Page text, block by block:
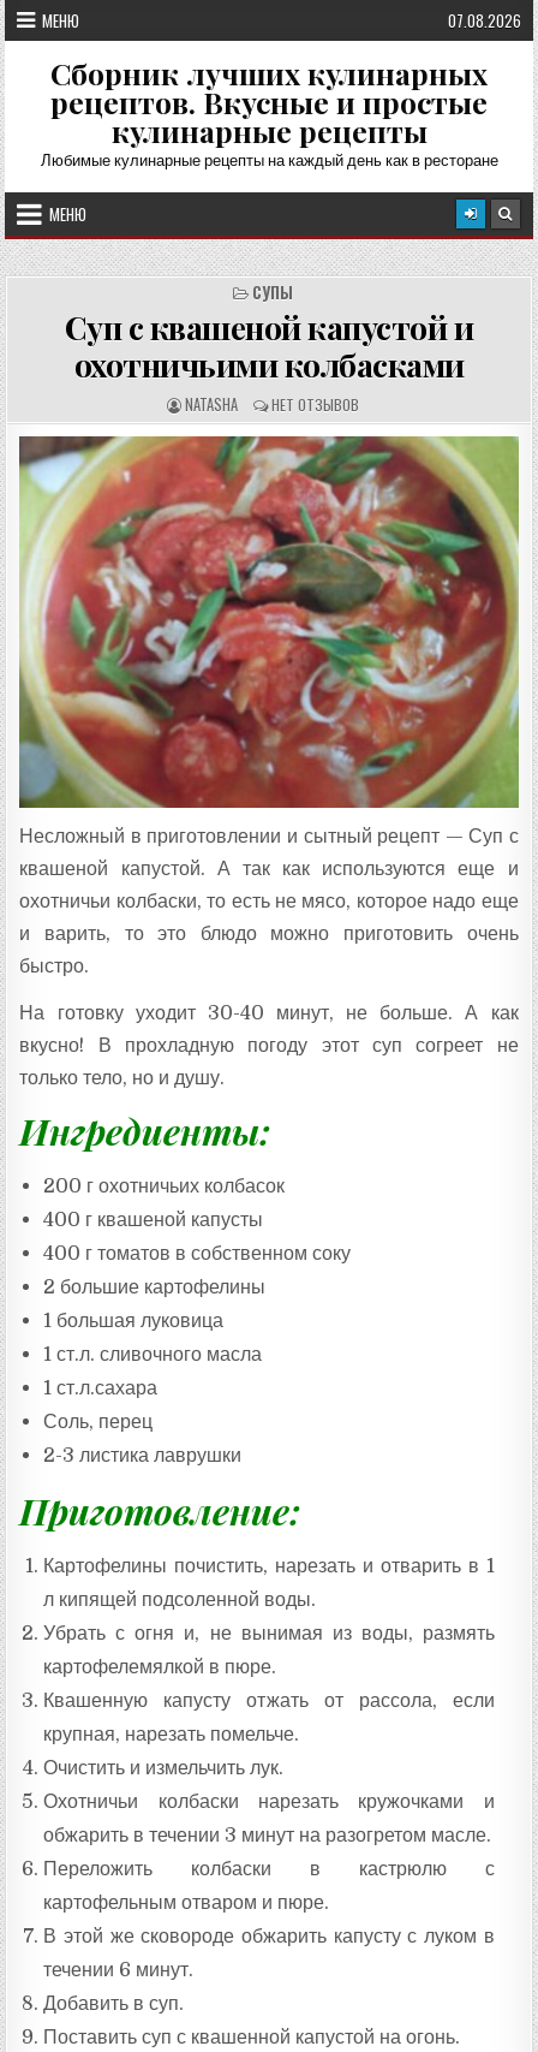
Перейти
к
содержимому
МЕНЮ 07.08.2026
Сборник лучших кулинарных
рецептов. Вкусные и простые
кулинарные рецепты
Любимые кулинарные рецепты на каждый день как в ресторане
МЕНЮ
СУПЫ
Суп с квашеной капустой и
охотничьими колбасками
А
В
Т
О
Е
Ц
Е
П
Т
А
:
NATASHA О
Т
З
Ы
В
Ы
:
НЕТ ОТЗЫВОВ
Несложный в приготовлении и сытный рецепт — Суп с
квашеной капустой. А так как используются еще и
охотничьи колбаски, то есть не мясо, которое надо еще
и варить, то это блюдо можно приготовить очень
быстро.
На готовку уходит 30-40 минут, не больше. А как
вкусно! В прохладную погоду этот суп согреет не
только тело, но и душу.
Ингредиенты:
200 г охотничьих колбасок
400 г квашеной капусты
400 г томатов в собственном соку
2 большие картофелины
1 большая луковица
1 ст.л. сливочного масла
1 ст.л.сахара
Соль, перец
2-3 листика лаврушки
Приготовление:
Картофелины почистить, нарезать и отварить в 1
л кипящей подсоленной воды.
Убрать с огня и, не вынимая из воды, размять
картофелемялкой в пюре.
Квашенную капусту отжать от рассола, если
крупная, нарезать помельче.
Очистить и измельчить лук.
Охотничьи колбаски нарезать кружочками и
обжарить в течении 3 минут на разогретом масле.
Переложить колбаски в кастрюлю с
картофельным отваром и пюре.
В этой же сковороде обжарить капусту с луком в
течении 6 минут.
Добавить в суп.
Поставить суп с квашенной капустой на огонь.